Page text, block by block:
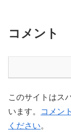
コメント
このサイトはス
います。
コメン
ください。